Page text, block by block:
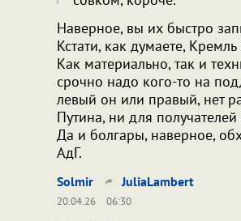
Наверное, вы их быстро
Кстати, как думаете,
Как материально, так и
срочно надо кого-то на
левый он или правый, нет
Путина, ни для
Да и болгары, наверное,
АдГ.
Solmir JuliaLambert
20.04.26
06:30